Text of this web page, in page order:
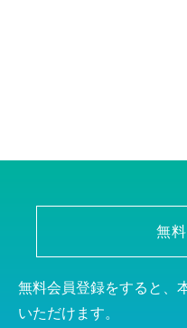
無
無料会員登録をすると、
いただけます。